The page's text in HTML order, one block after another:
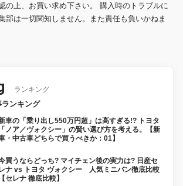
の上、お買い求め下さい。 購入時のトラブルに
部は一切関知しません。また責任も負いかねま
ランキング
ランキング
車の「乗り出し550万円超」は高すぎる!? トヨタ
「ノア／ヴォクシー」の賢い選び方を考える。【新
・中古車どちらで買うべきか：01】
買うならどっち? マイチェン後の実力は? 日産セ
ナ vs トヨタ ヴォクシー 人気ミニバン徹底比較
【セレナ 徹底比較】